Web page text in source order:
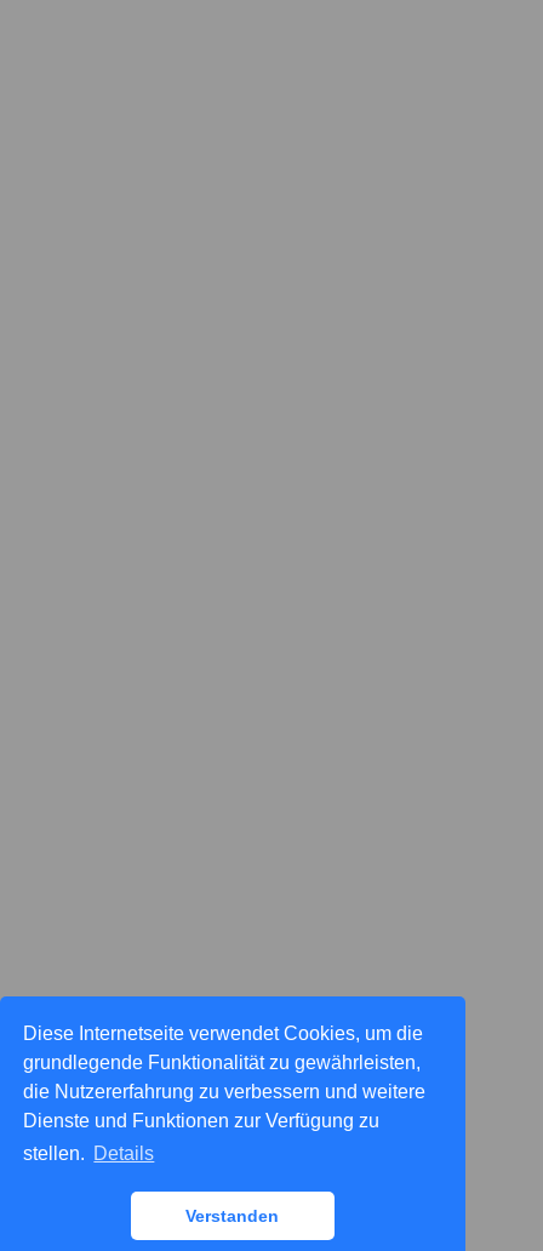
Diese Internetseite verwendet Cookies, um die
grundlegende Funktionalität zu gewährleisten,
die Nutzererfahrung zu verbessern und weitere
Dienste und Funktionen zur Verfügung zu
stellen. Details
Verstanden